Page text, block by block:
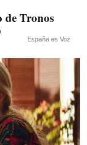
de Tronos
España es Voz